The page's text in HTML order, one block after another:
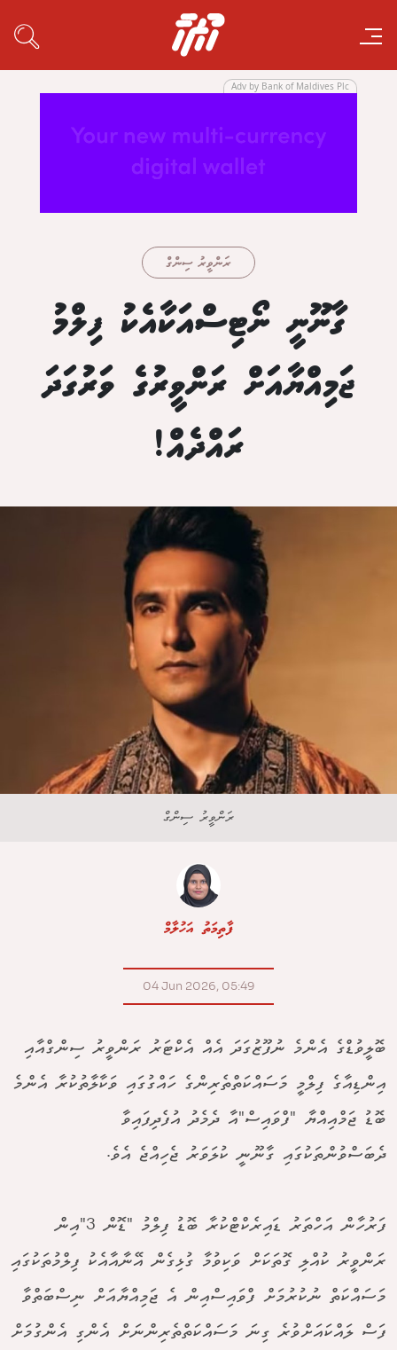
Adv by Bank of Maldives Plc
ރަންވީރު ސިންގް
ގާނޫނީ ނޯޓިސްއަކާއެކު ފިލްމު
ޖަމިއްޔާއަށް ރަންވީރުގެ ވަރުގަދަ
ރައްދެއް!
ރަންވީރު ސިންގް
ފާތިމަތު އަހުލާމް
04 Jun 2026, 05:49
ބޮލީވުޑްގެ އެންމެ ނުފޫޒުގަދަ އެއް އެކްޓަރު ރަންވީރު ސިންގްއާއި
އިންޑިއާގެ ފިލްމީ މަސައްކަތްތެރިންގެ ހައްގުގައި ވަކާލާތުކުރާ އެންމެ
ބޮޑު ޖަމްއިއްޔާ "ފްވައިސް"އާ ދެމެދު އުފެދިފައިވާ
ދެބަސްވުންތަކުގައި ގާނޫނީ ކުލަވަރު ޖެހިއްޖެ އެވެ.
ފަރުހާން އަހްތަރު ޑައިރެކްޓްކުރާ ބޮޑު ފިލްމު "ޑޮން 3"އިން
ރަންވީރު ކުއްލި ގޮތަކަށް ވަކިވުމާ ގުޅިގެން އޭނާއާއެކު ފިލްމުތަކުގައި
މަސައްކަތް ނުކުރުމަށް ފްވައިސްއިން އެ ޖަމިއްޔާއަށް ނިސްބަތްވާ
ފަސް ލައްކައަށްވުރެ ގިނަ މަސައްކަތްތެރިންނަށް އެންގި އެންގުމަށް